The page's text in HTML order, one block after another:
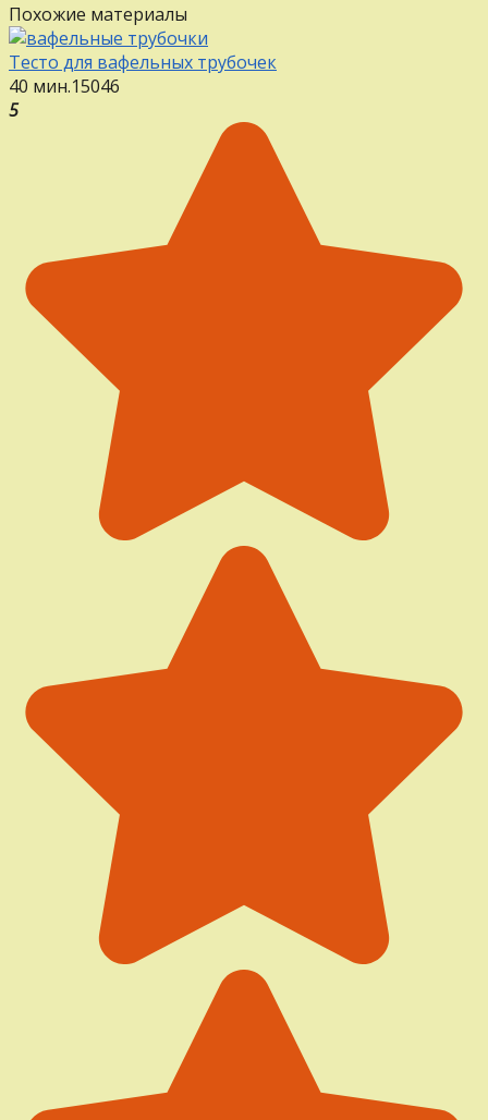
Похожие материалы
Тесто для вафельных трубочек
40 мин.15046
5